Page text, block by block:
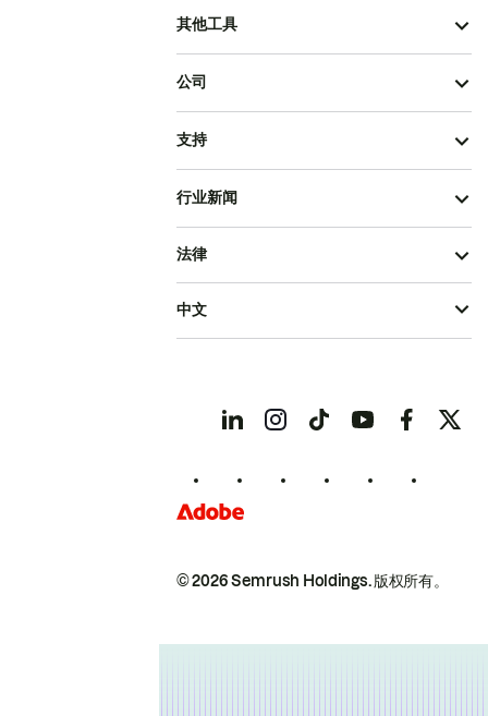
其他工具
公司
支持
行业新闻
© 2026 Semrush Holdings.版权所有。
法律
中文